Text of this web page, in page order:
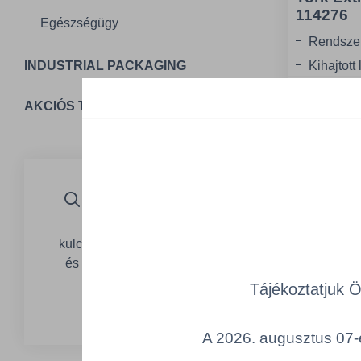
Egészségügy
INDUSTRIAL PACKAGING
AKCIÓS TERMÉKEK
kulcsszavakat, a jellemzőket
és nyomd meg a "Keresés
114276
Kihajtott
Tájékoztatjuk
A 2026. augusztus